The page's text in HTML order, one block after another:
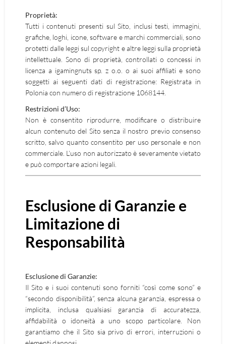
Proprietà:
Tutti i contenuti presenti sul Sito, inclusi testi, immagini,
grafiche, loghi, icone, software e marchi commerciali, sono
protetti dalle leggi sul copyright e altre leggi sulla proprietà
intellettuale. Sono di proprietà, controllati o concessi in
licenza a igamingnuts sp. z o.o. o ai suoi affiliati e sono
soggetti ai seguenti dati di registrazione: Registrata in
Polonia con numero di registrazione 1068144.
Restrizioni d’Uso:
Non è consentito riprodurre, modificare o distribuire
alcun contenuto del Sito senza il nostro previo consenso
scritto, salvo quanto consentito per uso personale e non
commerciale. L’uso non autorizzato è severamente vietato
e può comportare azioni legali.
Esclusione di Garanzie e
Limitazione di
Responsabilità
Esclusione di Garanzie:
Il Sito e i suoi contenuti sono forniti “così come sono” e
“secondo disponibilità”, senza alcuna garanzia, espressa o
implicita, inclusa qualsiasi garanzia di accuratezza,
affidabilità o idoneità a uno scopo particolare. Non
garantiamo che il Sito sia privo di errori, interruzioni o